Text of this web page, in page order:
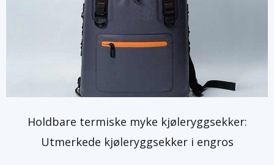
Holdbare termiske myke kjøleryggsekker:
Utmerkede kjøleryggsekker i engros